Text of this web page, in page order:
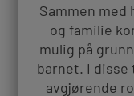
Dosering
Sammen med
og familie
mulig på​
barnet. I
avgjørende